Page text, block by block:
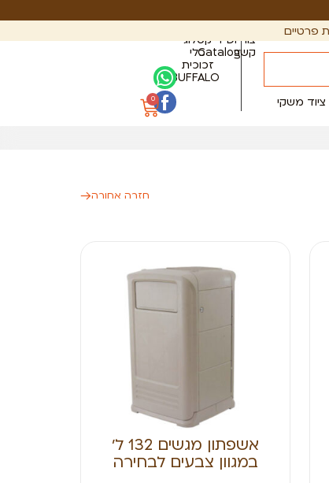
פרטיים
ציוד משקי
צור
קשר
PDF
Catalog
קטלוג
כלי
זכוכית
BUFFALO
0
חזרה אחורה
אשפתון מגשים 132 ל׳
במגוון צבעים לבחירה